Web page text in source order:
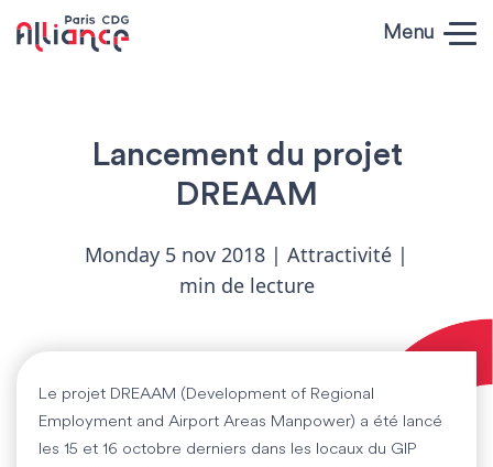
Skip to content
Menu
Lancement du projet
DREAAM
Monday 5 nov 2018 | Attractivité |
min de lecture
Le projet DREAAM (Development of Regional
Employment and Airport Areas Manpower) a été lancé
les 15 et 16 octobre derniers dans les locaux du GIP